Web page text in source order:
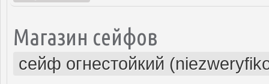
Магазин сейфов
сейф огнестойкий